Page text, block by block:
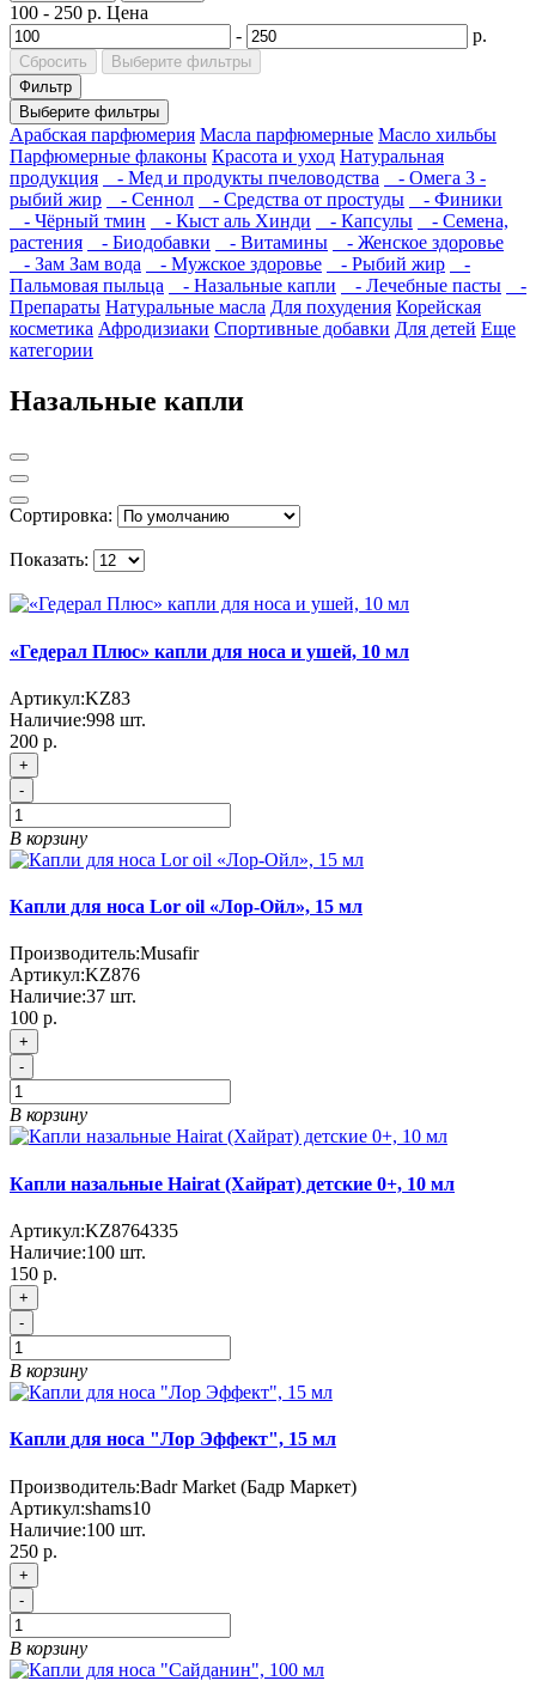
100 - 250 р. Цена
-
р.
Сбросить
Выберите фильтры
Фильтр
Выберите фильтры
Арабская парфюмерия Масла парфюмерные Масло хильбы
Парфюмерные флаконы Красота и уход Натуральная
продукция
- Мед и продукты пчеловодства
- Омега 3 -
рыбий жир
- Сеннол - Средства от простуды
- Финики
- Чёрный тмин
- Кыст аль Хинди - Капсулы
- Семена,
растения
- Биодобавки - Витамины
- Женское здоровье
- Зам Зам вода
- Мужское здоровье - Рыбий жир
-
Пальмовая пыльца
- Назальные капли - Лечебные пасты
-
Препараты Натуральные масла Для похудения Корейская
косметика Афродизиаки Спортивные добавки Для детей Еще
категории
Назальные капли
Сортировка:
Показать:
«Гедерал Плюс» капли для носа и ушей, 10 мл
Артикул:KZ83
Наличие:998 шт.
200 р.
+
-
В корзину
Капли для носа Lor oil «Лор-Ойл», 15 мл
Производитель:Musafir
Артикул:KZ876
Наличие:37 шт.
100 р.
+
-
В корзину
Капли назальные Hairat (Хайрат) детские 0+, 10 мл
Артикул:KZ8764335
Наличие:100 шт.
150 р.
+
-
В корзину
Капли для носа "Лор Эффект", 15 мл
Производитель:Badr Market (Бадр Маркет)
Артикул:shams10
Наличие:100 шт.
250 р.
+
-
В корзину